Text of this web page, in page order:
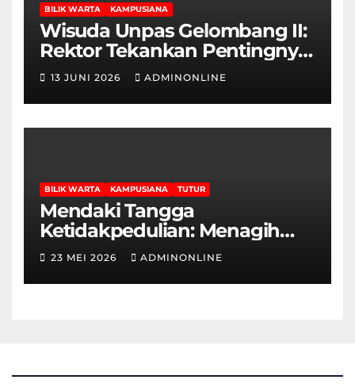
BILIK WARTA KAMPUSIANA
Wisuda Unpas Gelombang II:
Rektor Tekankan Pentingnya
Sertifikasi Keahlian
13 JUNI 2026 ADMINONLINE
BILIK WARTA KAMPUSIANA TUTUR
Mendaki Tangga
Ketidakpedulian: Menagih
Hak Disabilitas yang
23 MEI 2026 ADMINONLINE